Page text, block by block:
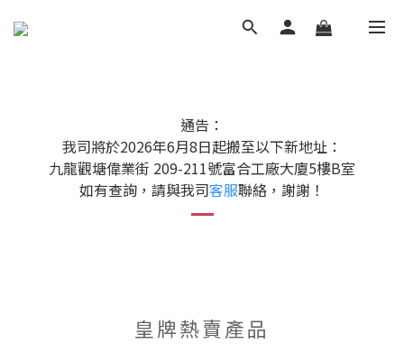
通告：
我司將於2026年6月8日起搬至以下新地址：
九龍觀塘偉業街 209-211號富合工廠大廈5樓B室
如有查詢，請與我司客服聯絡，謝謝！
皇牌熱賣產品